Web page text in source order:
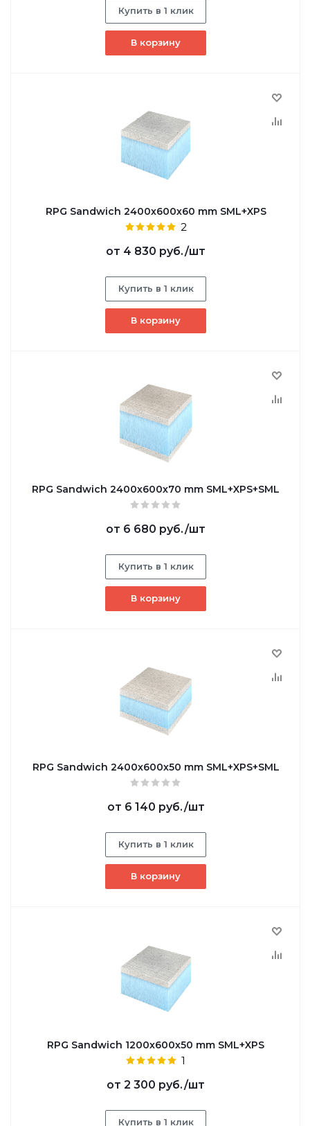
Купить в 1 клик
В корзину
RPG Sandwich 2400х600х60 mm SML+XPS
2
от 4 830 руб./шт
Купить в 1 клик
В корзину
RPG Sandwich 2400х600х70 mm SML+XPS+SML
от 6 680 руб./шт
Купить в 1 клик
В корзину
RPG Sandwich 2400х600х50 mm SML+XPS+SML
от 6 140 руб./шт
Купить в 1 клик
В корзину
RPG Sandwich 1200х600х50 mm SML+XPS
1
от 2 300 руб./шт
Купить в 1 клик